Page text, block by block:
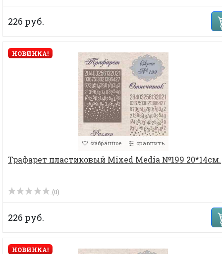
226 руб.
НОВИНКА!
избранное сравнить
Трафарет пластиковый Mixed Media №199 20*14см.
(0)
226 руб.
НОВИНКА!